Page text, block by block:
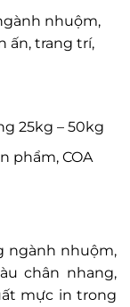
nhuộm,
ấn, trang trí,
25kg – 50kg
phẩm, COA
ngành nhuộm,
chân nhang,
mực in trong